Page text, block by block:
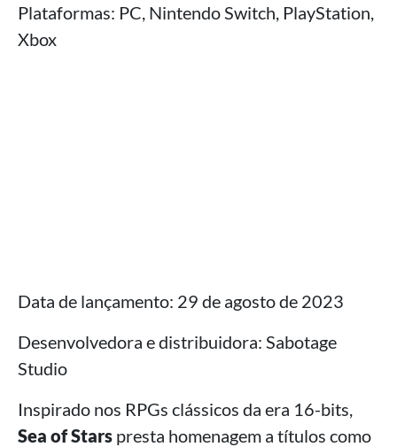
Plataformas: PC, Nintendo Switch, PlayStation,
Xbox
Data de lançamento: 29 de agosto de 2023
Desenvolvedora e distribuidora: Sabotage
Studio
Inspirado nos RPGs clássicos da era 16-bits,
Sea of Stars presta homenagem a títulos como